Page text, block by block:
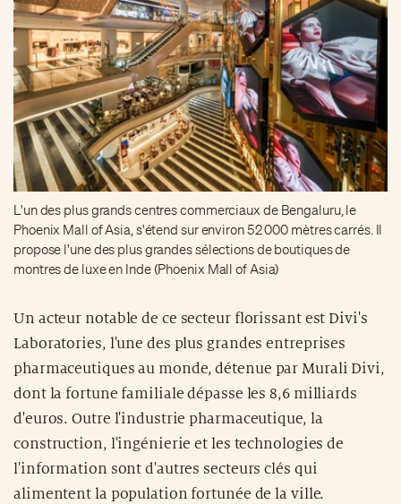
L'un des plus grands centres commerciaux de Bengaluru, le
Phoenix Mall of Asia, s'étend sur environ 52 000 mètres carrés. Il
propose l'une des plus grandes sélections de boutiques de
montres de luxe en Inde (Phoenix Mall of Asia)
Un acteur notable de ce secteur florissant est Divi's
Laboratories, l'une des plus grandes entreprises
pharmaceutiques au monde, détenue par Murali Divi,
dont la fortune familiale dépasse les 8,6 milliards
d'euros. Outre l'industrie pharmaceutique, la
construction, l'ingénierie et les technologies de
l'information sont d'autres secteurs clés qui
alimentent la population fortunée de la ville.